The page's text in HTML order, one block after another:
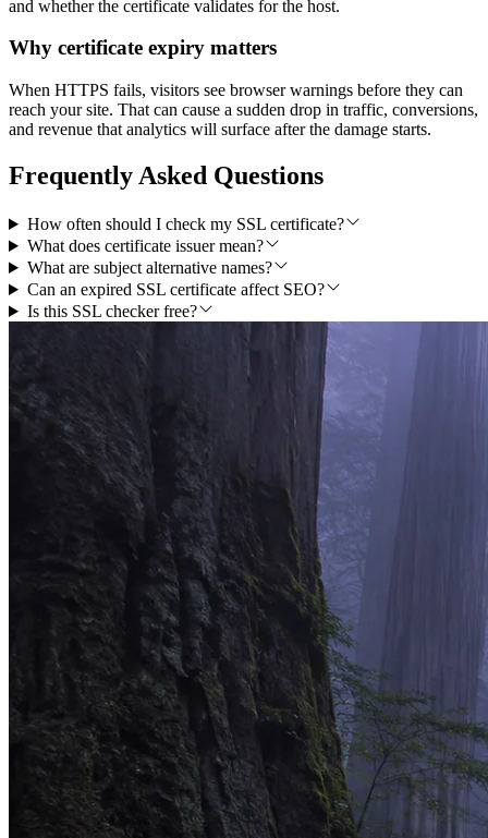
and whether the certificate validates for the host.
Why certificate expiry matters
When HTTPS fails, visitors see browser warnings before they can
reach your site. That can cause a sudden drop in traffic, conversions,
and revenue that analytics will surface after the damage starts.
Frequently Asked Questions
How often should I check my SSL certificate?
What does certificate issuer mean?
What are subject alternative names?
Can an expired SSL certificate affect SEO?
Is this SSL checker free?